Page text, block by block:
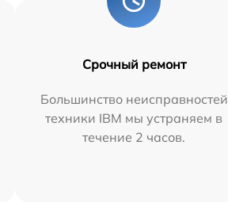
Срочный ремонт
Большинство неисправностей
техники IBM мы устраняем в
течение 2 часов.